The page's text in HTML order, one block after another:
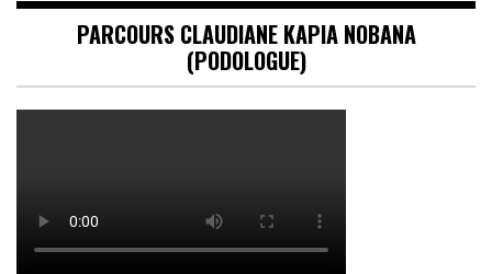
PARCOURS CLAUDIANE KAPIA NOBANA
(PODOLOGUE)